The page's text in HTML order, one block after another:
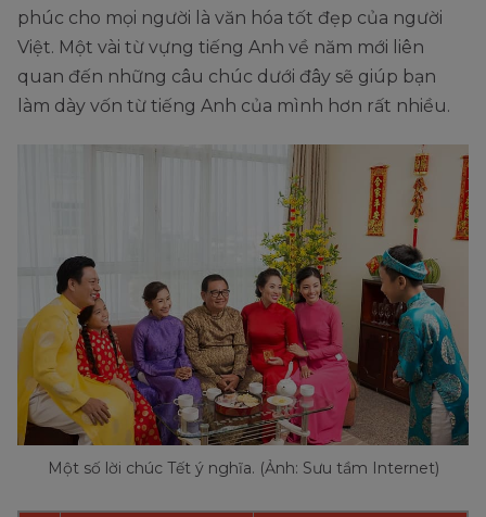
15
First-footing Xông đất
phúc cho mọi người là văn hóa tốt đẹp của người
Việt. Một vài từ vựng tiếng Anh về năm mới liên
quan đến những câu chúc dưới đây sẽ giúp bạn
làm dày vốn từ tiếng Anh của mình hơn rất nhiều.
Một số lời chúc Tết ý nghĩa. (Ảnh: Sưu tầm Internet)